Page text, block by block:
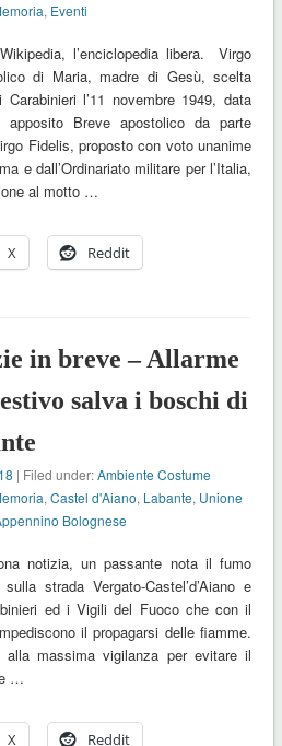
, Eventi
l’enciclopedia libera. Virgo
di Maria, madre di Gesù, scelta
Carabinieri l’11 novembre 1949, data
apposito Breve apostolico da parte
Fidelis, proposto con voto unanime
e dall’Ordinariato militare per l’Italia,
al motto …
X Reddit
in breve – Allarme
salva i boschi di
| Filed under:Ambiente Costume
,Castel d'Aiano, Labante, Unione
Bolognese
notizia, un passante nota il fumo
strada Vergato-Castel’d’Aiano e
ed i Vigili del Fuoco che con il
il propagarsi delle fiamme.
alla massima vigilanza per evitare il
…
X Reddit